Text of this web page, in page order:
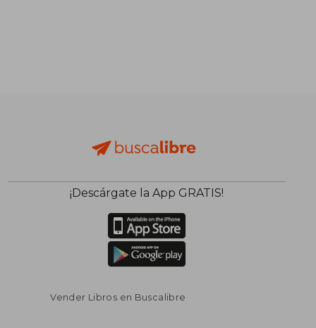
¡Descárgate la App GRATIS!
Vender Libros en Buscalibre